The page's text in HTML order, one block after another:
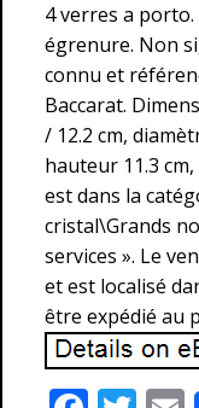
4 verres a
égrenure. Non
connu et
Baccarat.
/ 12.2 cm,
hauteur 11.3
est dans la
cristal\Grands
services ». Le
et est localisé
être expédié au